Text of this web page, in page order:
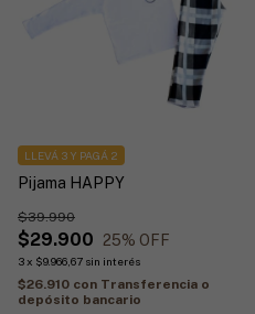
Pijama HAPPY
$29.900
$39.990
25% OFF
3 x $9.966,67 sin interés
LLEVÁ 3 Y PAGÁ 2
$26.910 con Transferencia o
depósito bancario